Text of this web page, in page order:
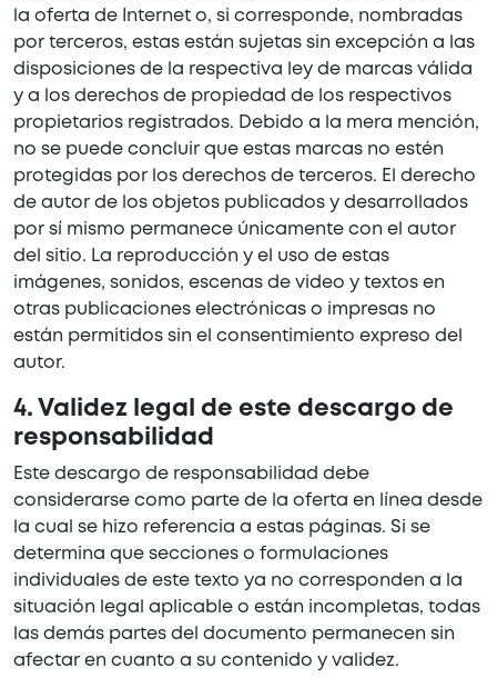
la oferta de Internet o, si corresponde, nombradas
por terceros, estas están sujetas sin excepción a las
disposiciones de la respectiva ley de marcas válida
y a los derechos de propiedad de los respectivos
propietarios registrados. Debido a la mera mención,
no se puede concluir que estas marcas no estén
protegidas por los derechos de terceros. El derecho
de autor de los objetos publicados y desarrollados
por sí mismo permanece únicamente con el autor
del sitio. La reproducción y el uso de estas
imágenes, sonidos, escenas de video y textos en
otras publicaciones electrónicas o impresas no
están permitidos sin el consentimiento expreso del
autor.
4. Validez legal de este descargo de
responsabilidad
Este descargo de responsabilidad debe
considerarse como parte de la oferta en línea desde
la cual se hizo referencia a estas páginas. Si se
determina que secciones o formulaciones
individuales de este texto ya no corresponden a la
situación legal aplicable o están incompletas, todas
las demás partes del documento permanecen sin
afectar en cuanto a su contenido y validez.